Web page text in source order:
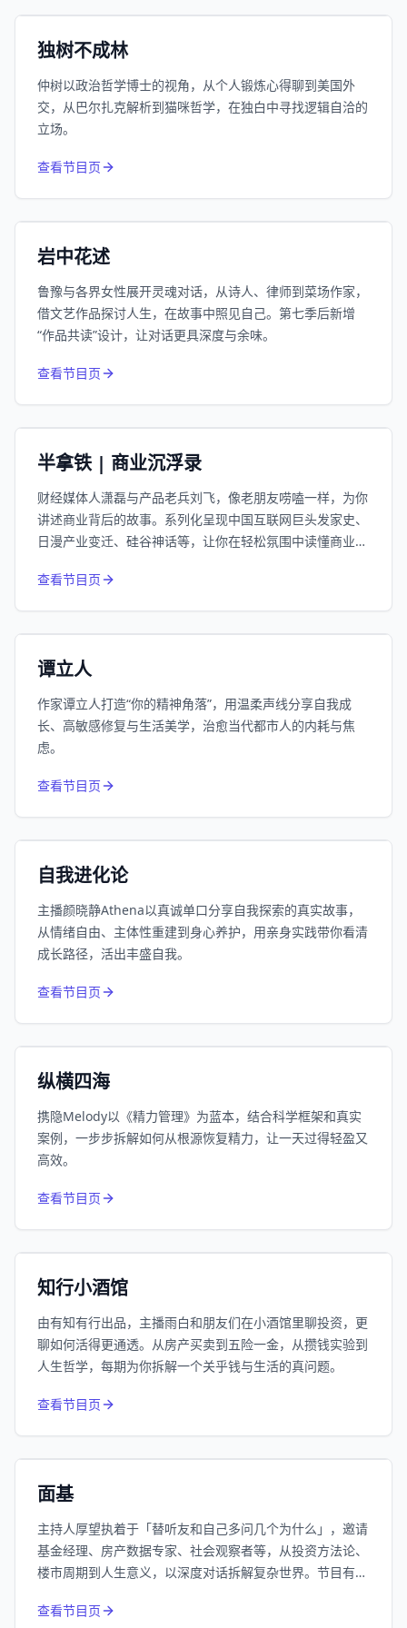
小宇宙 精选
独树不成林
仲树以政治哲学博士的视角，从个人锻炼心得聊到美国外
交，从巴尔扎克解析到猫咪哲学，在独白中寻找逻辑自洽的
立场。
查看节目页
小宇宙 精选
岩中花述
鲁豫与各界女性展开灵魂对话，从诗人、律师到菜场作家，
借文艺作品探讨人生，在故事中照见自己。第七季后新增
“作品共读”设计，让对话更具深度与余味。
查看节目页
小宇宙 精选
半拿铁 | 商业沉浮录
财经媒体人潇磊与产品老兵刘飞，像老朋友唠嗑一样，为你
讲述商业背后的故事。系列化呈现中国互联网巨头发家史、
日漫产业变迁、硅谷神话等，让你在轻松氛围中读懂商业逻
查看节目页
小宇宙
谭立人
作家谭立人打造“你的精神角落”，用温柔声线分享自我成
长、高敏感修复与生活美学，治愈当代都市人的内耗与焦
虑。
查看节目页
小宇宙 精选
自我进化论
主播颜晓静Athena以真诚单口分享自我探索的真实故事，
从情绪自由、主体性重建到身心养护，用亲身实践带你看清
成长路径，活出丰盛自我。
查看节目页
小宇宙 精选
纵横四海
携隐Melody以《精力管理》为蓝本，结合科学框架和真实
案例，一步步拆解如何从根源恢复精力，让一天过得轻盈又
高效。
查看节目页
小宇宙 精选
知行小酒馆
由有知有行出品，主播雨白和朋友们在小酒馆里聊投资，更
聊如何活得更通透。从房产买卖到五险一金，从攒钱实验到
人生哲学，每期为你拆解一个关乎钱与生活的真问题。
查看节目页
小宇宙
面基
主持人厚望执着于「替听友和自己多问几个为什么」，邀请
基金经理、房产数据专家、社会观察者等，从投资方法论、
楼市周期到人生意义，以深度对话拆解复杂世界。节目有常
注低利率时代下的普通人生活，是一档硬核又走心的思维马
查看节目页